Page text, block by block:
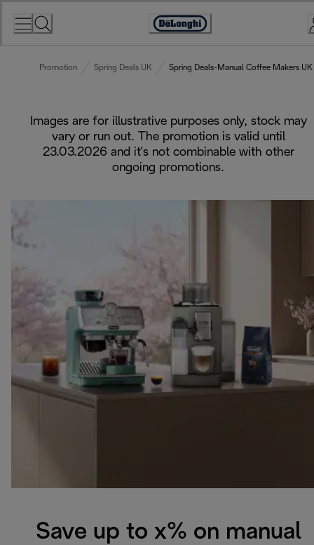
Accessibility
Promotion Spring Deals UK Spring Deals-Manual Coffee Makers UK
Images are for illustrative purposes only, stock may
vary or run out. The promotion is valid until
23.03.2026 and it's not combinable with other
ongoing promotions.
Save up to x% on manual